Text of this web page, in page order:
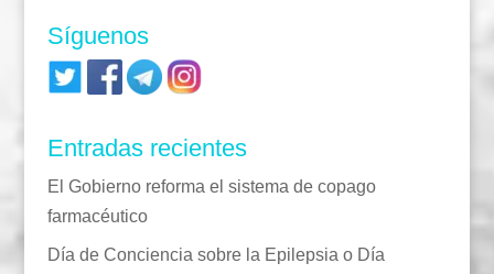
Síguenos
Entradas recientes
El Gobierno reforma el sistema de copago
farmacéutico
Día de Conciencia sobre la Epilepsia o Día